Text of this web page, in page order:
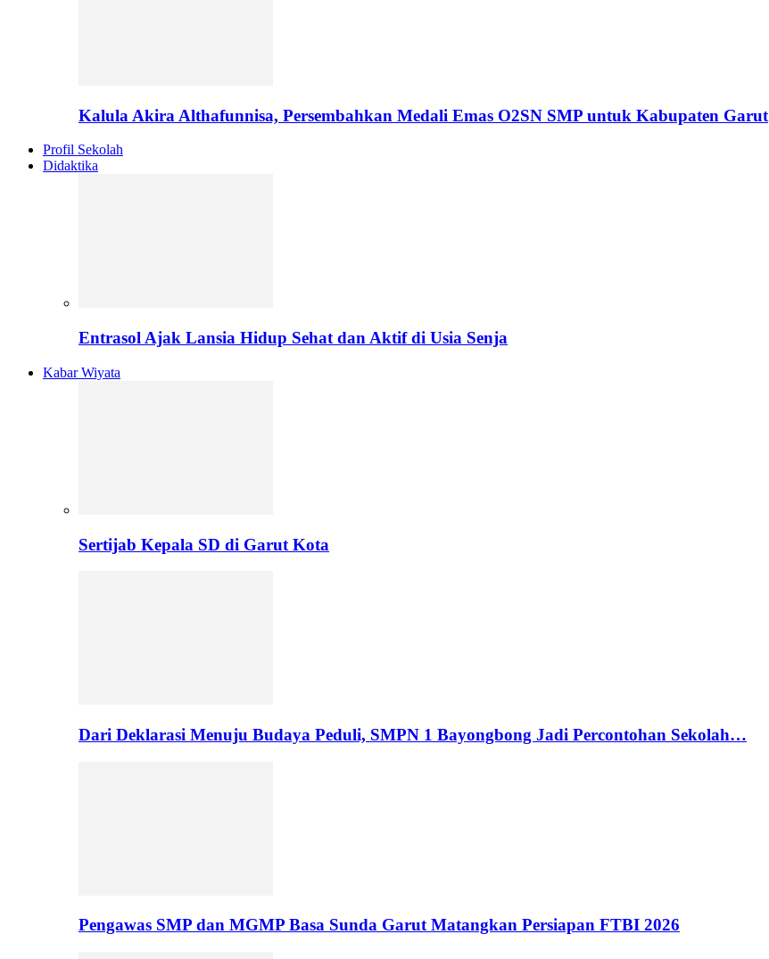
Kalula Akira Althafunnisa, Persembahkan Medali Emas O2SN SMP untuk Kabupaten Garut
Profil Sekolah
Didaktika
Entrasol Ajak Lansia Hidup Sehat dan Aktif di Usia Senja
Kabar Wiyata
Sertijab Kepala SD di Garut Kota
Dari Deklarasi Menuju Budaya Peduli, SMPN 1 Bayongbong Jadi Percontohan Sekolah…
Pengawas SMP dan MGMP Basa Sunda Garut Matangkan Persiapan FTBI 2026